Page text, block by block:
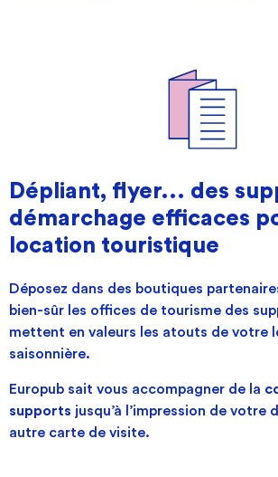
Dépliant, flyer... des
démarchage efficaces
location touristique
Déposez dans des boutiques
bien-sûr les offices de tourisme des
mettent en valeurs les atouts de votre
saisonnière.
Europub sait vous accompagner de la
supports jusqu’à l’impression de votre
autre carte de visite.